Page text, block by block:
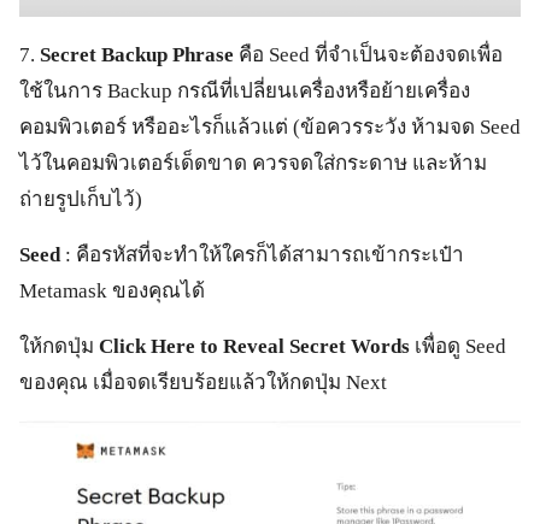
7. Secret Backup Phrase คือ Seed ที่จำเป็นจะต้องจดเพื่อ
ใช้ในการ Backup กรณีที่เปลี่ยนเครื่องหรือย้ายเครื่อง
คอมพิวเตอร์ หรืออะไรก็แล้วแต่ (ข้อควรระวัง ห้ามจด Seed
ไว้ในคอมพิวเตอร์เด็ดขาด ควรจดใส่กระดาษ และห้าม
ถ่ายรูปเก็บไว้)
Seed : คือรหัสที่จะทำให้ใครก็ได้สามารถเข้ากระเป๋า
Metamask ของคุณได้
ให้กดปุ่ม Click Here to Reveal Secret Words เพื่อดู Seed
ของคุณ เมื่อจดเรียบร้อยแล้วให้กดปุ่ม Next